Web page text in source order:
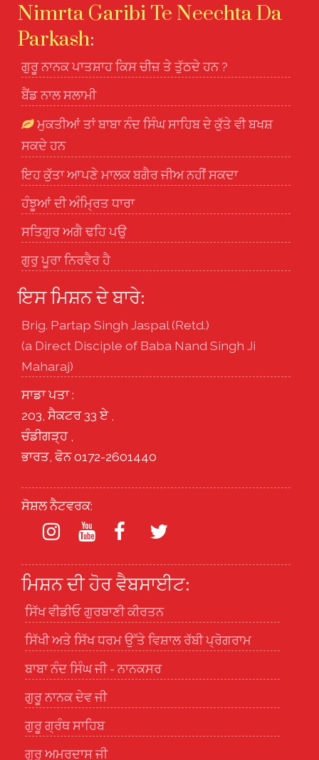
Nimrta Garibi Te Neechta Da
Parkash:
ਗੁਰੂ ਨਾਨਕ ਪਾਤਸ਼ਾਹ ਕਿਸ ਚੀਜ਼ ਤੇ ਤੁੱਠਦੇ ਹਨ ?
ਬੈਂਡ ਨਾਲ ਸਲਾਮੀ
ਮੁਕਤੀਆਂ ਤਾਂ ਬਾਬਾ ਨੰਦ ਸਿੰਘ ਸਾਹਿਬ ਦੇ ਕੁੱਤੇ ਵੀ ਬਖਸ਼
ਸਕਦੇ ਹਨ
ਇਹ ਕੁੱਤਾ ਆਪਣੇ ਮਾਲਕ ਬਗੈਰ ਜੀਅ ਨਹੀਂ ਸਕਦਾ
ਹੰਝੂਆਂ ਦੀ ਅੰਮ੍ਰਿਤ ਧਾਰਾ
ਸਤਿਗੁਰ ਅਗੈ ਢਹਿ ਪਉ
ਗੁਰੁ ਪੂਰਾ ਨਿਰਵੈਰ ਹੈ
ਇਸ ਮਿਸ਼ਨ ਦੇ ਬਾਰੇ:
Brig. Partap Singh Jaspal (Retd.)
(a Direct Disciple of Baba Nand Singh Ji
Maharaj)
ਸਾਡਾ ਪਤਾ :
203, ਸੈਕਟਰ 33 ਏ ,
ਚੰਡੀਗੜ੍ਹ ,
ਭਾਰਤ, ਫੋਨ 0172-2601440
ਸੋਸ਼ਲ ਨੈਟਵਰਕ:
ਮਿਸ਼ਨ ਦੀ ਹੋਰ ਵੈਬਸਾਈਟ:
ਸਿੱਖ ਵੀਡੀਓ ਗੁਰਬਾਣੀ ਕੀਰਤਨ
ਸਿੱਖੀ ਅਤੇ ਸਿੱਖ ਧਰਮ ਉੱਤੇ ਵਿਸ਼ਾਲ ਰੱਬੀ ਪ੍ਰੋਗਰਾਮ
ਬਾਬਾ ਨੰਦ ਸਿੰਘ ਜੀ - ਨਾਨਕਸਰ
ਗੁਰੂ ਨਾਨਕ ਦੇਵ ਜੀ
ਗੁਰੂ ਗ੍ਰੰਥ ਸਾਹਿਬ
ਗੁਰੂ ਅਮਰਦਾਸ ਜੀ